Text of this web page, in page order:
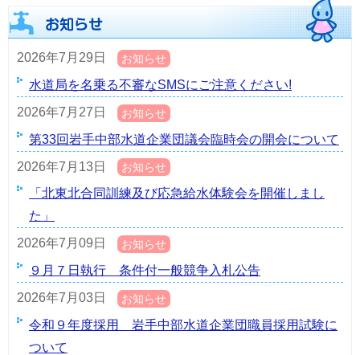
2026年7月29日 お知らせ
水道局を名乗る不審なSMSにご注意ください!
2026年7月27日
お知らせ
第33回岩手中部水道企業団議会臨時会の開会について
2026年7月13日
お知らせ
「北東北合同訓練及び応急給水体験会を開催しまし
た」
2026年7月09日
お知らせ
９月７日執行 条件付一般競争入札公告
2026年7月03日
お知らせ
令和９年度採用 岩手中部水道企業団職員採用試験に
ついて